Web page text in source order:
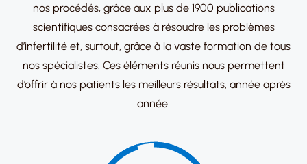
nos procédés, grâce aux plus de 1900 publications
scientifiques consacrées à résoudre les problèmes
d’infertilité et, surtout, grâce à la vaste formation de tous
nos spécialistes. Ces éléments réunis nous permettent
d’offrir à nos patients les meilleurs résultats, année après
année​.